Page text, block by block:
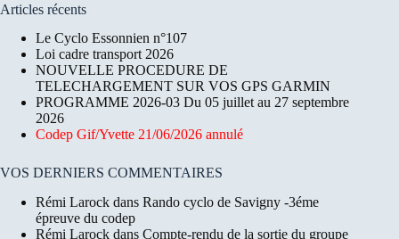
Articles récents
Le Cyclo Essonnien n°107
Loi cadre transport 2026
NOUVELLE PROCEDURE DE
TELECHARGEMENT SUR VOS GPS GARMIN
PROGRAMME 2026-03 Du 05 juillet au 27 septembre
2026
Codep Gif/Yvette 21/06/2026 annulé
VOS DERNIERS COMMENTAIRES
Rémi Larock dans Rando cyclo de Savigny -3éme
épreuve du codep
Rémi Larock dans Compte-rendu de la sortie du groupe